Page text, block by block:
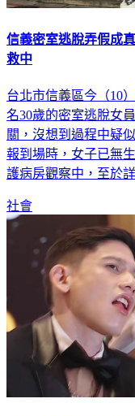
信義密室逃脫弄假成
台北市信義區今（10
名30歲的密室逃脫女
關，沒想到過程中疑
報到場時，女子已無
社會